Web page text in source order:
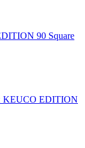
90 Square
KEUCO EDITION